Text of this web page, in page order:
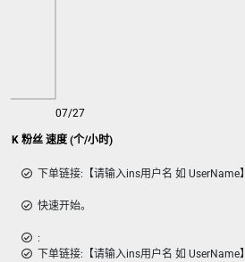
粉丝 速度 (个/小时)
07/27
下单链接:【请输入ins用户名 如 UserName】
快速开始。
:
下单链接:【请输入ins用户名 如 UserName】